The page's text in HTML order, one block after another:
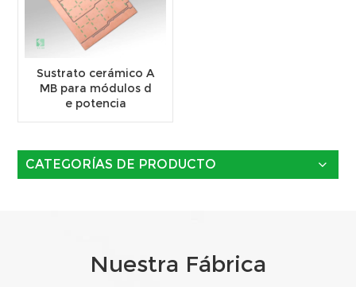
Sustrato cerámico A
MB para módulos d
e potencia
CATEGORÍAS DE PRODUCTO
Nuestra Fábrica